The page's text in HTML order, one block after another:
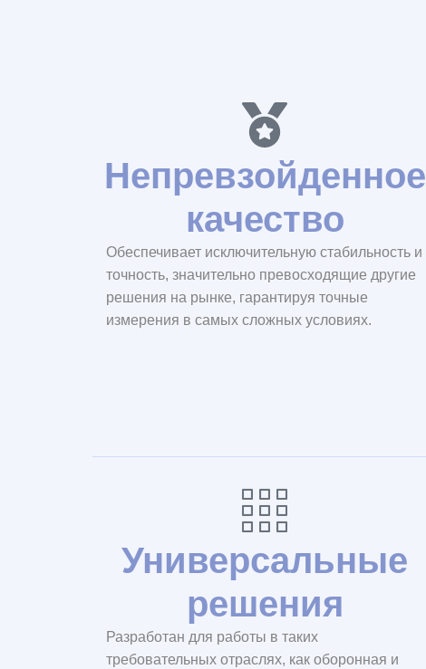
Непревзойденное
качество
Обеспечивает исключительную стабильность и
точность, значительно превосходящие другие
решения на рынке, гарантируя точные
измерения в самых сложных условиях.
Универсальные
решения
Разработан для работы в таких
требовательных отраслях, как оборонная и